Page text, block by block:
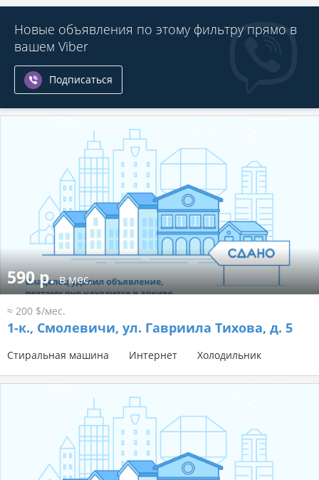
Новые объявления по этому фильтру прямо в
вашем Viber
Подписаться
590 р.в мес.
≈ 200 $/мес.
1-к., Смолевичи, ул. Гавриила Тихова, д. 5
Стиральная машина Интернет Холодильник